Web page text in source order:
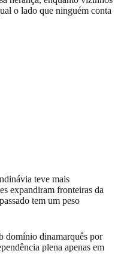
o lado que ninguém conta
teve mais
expandiram fronteiras da
tem um peso
domínio dinamarquês por
plena apenas em